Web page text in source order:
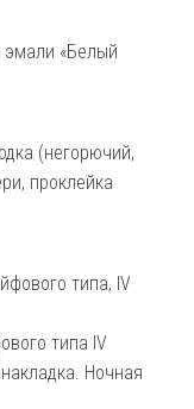
«Белый
(негорючий,
проклейка
типа, IV
типа IV
Ночная